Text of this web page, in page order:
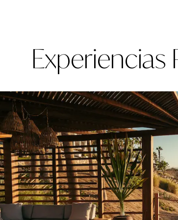
Experiencias